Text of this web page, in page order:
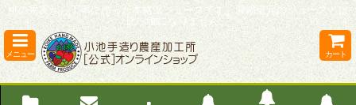
桃の果実から丁寧に作った本格派ジュースです。濃縮還元のジュースとは
比べ物になりません。
メニュー カート